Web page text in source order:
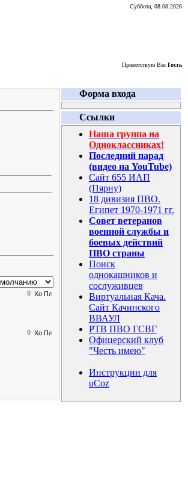
Суббота, 08.08.2026
Приветствую Вас Гость
0
0
Форма входа
Ссылки
Наша группа на
Одноклассниках!
Последний парад
(видео на YouTube)
Сайт 655 ИАП
(Пярну)
18 дивизия ПВО.
Египет 1970-1971 гг.
Совет ветеранов
военной службы и
боевых действий
ПВО страны
Поиск
однокашников и
сослуживцев
Виртуальная Кача.
Сайт Качинского
ВВАУЛ
РТВ ПВО ГСВГ
Офицерский клуб
"Честь имею"
Инструкции для
uCoz